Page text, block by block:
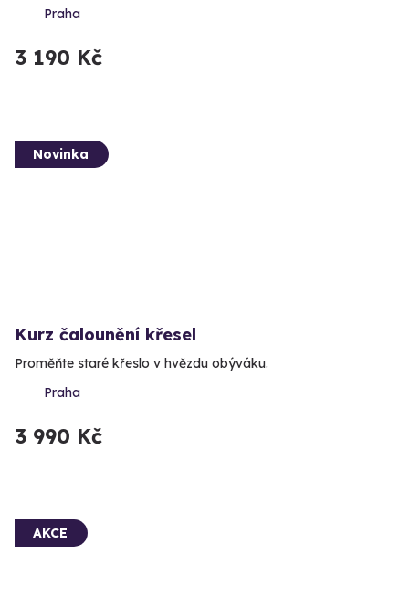
Praha
3 190 Kč
Novinka
Kurz čalounění křesel
Proměňte staré křeslo v hvězdu obýváku.
Praha
3 990 Kč
AKCE